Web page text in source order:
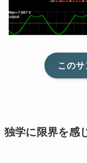
この
独学に限界を感